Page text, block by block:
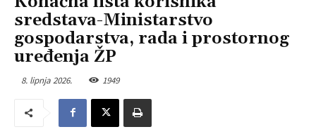
sredstava-Ministarstvo
gospodarstva, rada i prostornog
uređenja ŽP
8. lipnja 2026. 1949